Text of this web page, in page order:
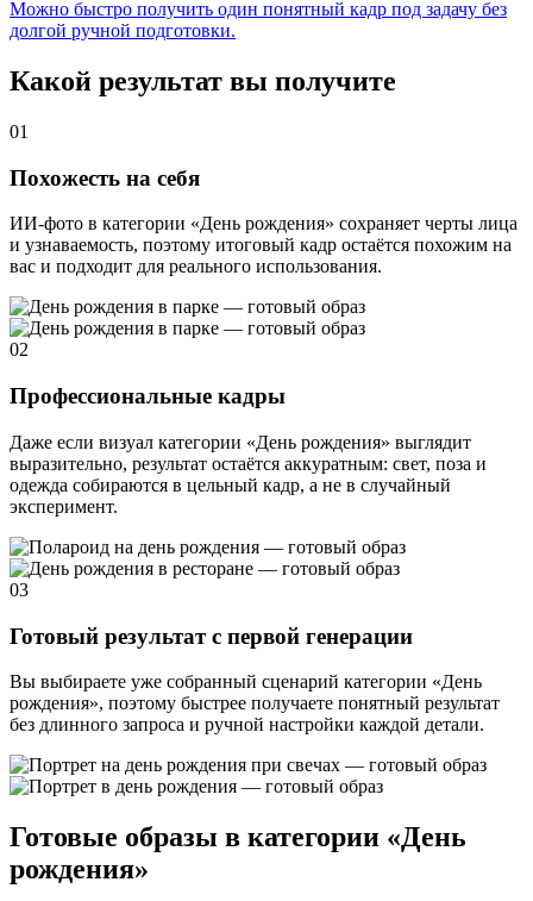
Можно быстро получить один понятный кадр под задачу без
долгой ручной подготовки.
Какой результат вы получите
01
Похожесть на себя
ИИ-фото в категории «День рождения» сохраняет черты лица
и узнаваемость, поэтому итоговый кадр остаётся похожим на
вас и подходит для реального использования.
02
Профессиональные кадры
Даже если визуал категории «День рождения» выглядит
выразительно, результат остаётся аккуратным: свет, поза и
одежда собираются в цельный кадр, а не в случайный
эксперимент.
03
Готовый результат с первой генерации
Вы выбираете уже собранный сценарий категории «День
рождения», поэтому быстрее получаете понятный результат
без длинного запроса и ручной настройки каждой детали.
Готовые образы в категории «День
рождения»